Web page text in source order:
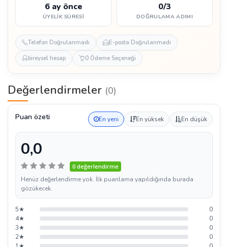
6 ay önce
ÜYELIK SÜRESI
0/3
DOĞRULAMA ADIMI
Telefon Doğrulanmadı
E-posta Doğrulanmadı
bireysel hesap
0 Ödeme Seçeneği
Değerlendirmeler (0)
Puan özeti En yeni En yüksek En düşük
0,0
0 değerlendirme
Henüz değerlendirme yok. İlk puanlama yapıldığında burada
gözükecek.
5★
0
4★
0
3★
0
2★
0